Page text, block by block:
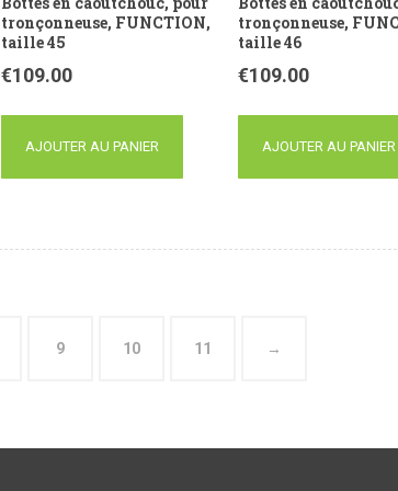
tronçonneuse, FUNCTION,
taille 45
€109.00
AJOUTER AU PANIER
tronçonneuse,
taille 46
€109.00
AJOUTER AU PANIER
9 10 11 →